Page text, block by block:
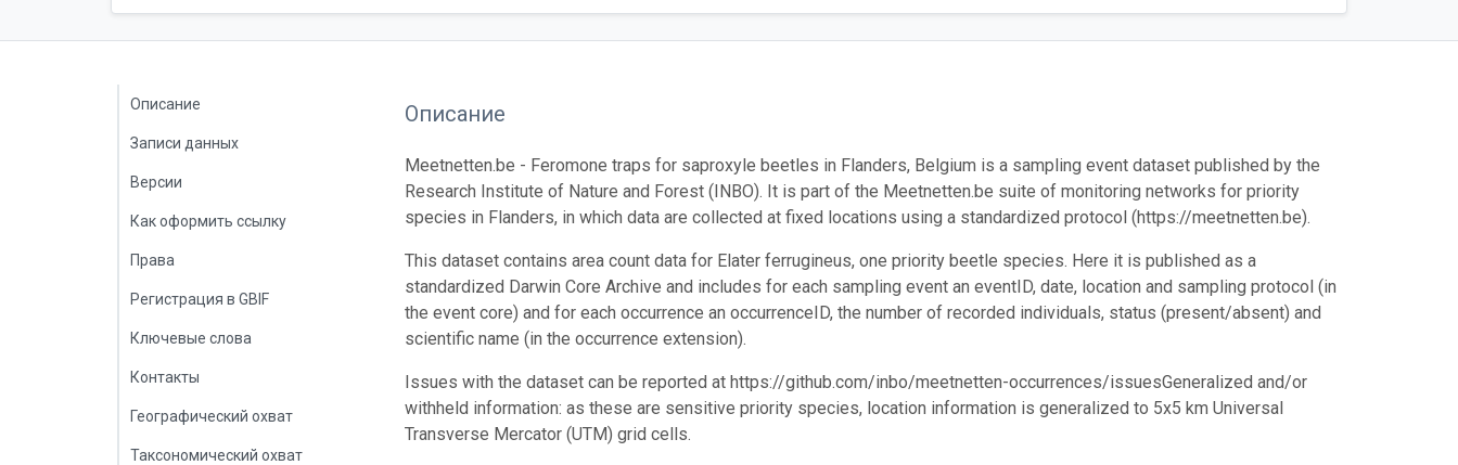
Описание
Записи данных
Версии
Как оформить ссылку
Права
Регистрация в GBIF
Ключевые слова
Контакты
Географический охват
Таксономический охват
Описание
Meetnetten.be - Feromone traps for saproxyle beetles in Flanders, Belgium is a sampling event dataset published by the
Research Institute of Nature and Forest (INBO). It is part of the Meetnetten.be suite of monitoring networks for priority
species in Flanders, in which data are collected at fixed locations using a standardized protocol (https://meetnetten.be).
This dataset contains area count data for Elater ferrugineus, one priority beetle species. Here it is published as a
standardized Darwin Core Archive and includes for each sampling event an eventID, date, location and sampling protocol (in
the event core) and for each occurrence an occurrenceID, the number of recorded individuals, status (present/absent) and
scientific name (in the occurrence extension).
Issues with the dataset can be reported at https://github.com/inbo/meetnetten-occurrences/issuesGeneralized and/or
withheld information: as these are sensitive priority species, location information is generalized to 5x5 km Universal
Transverse Mercator (UTM) grid cells.